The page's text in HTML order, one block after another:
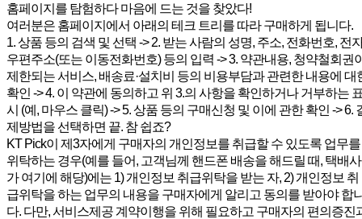
홈페이지를 탐험하다 마음에 드는 것을 찾았다!
여러분은 홈페이지에서 아래의 테크 트리를 따라 구매하게 됩니다.
1. 상품 등의 검색 및 선택 -> 2. 받는 사람의 성명, 주소, 전화번호, 전
우편주소(또는 이동전화번호) 등의 입력 -> 3. 약관내용, 청약철회권
제한되는 서비스, 배송료·설치비 등의 비용부담과 관련한 내용에 대
확인 -> 4. 이 약관에 동의하고 위 3.의 사항을 확인하거나 거부하는
시 (예, 마우스 클릭) -> 5. 상품 등의 구매신청 및 이에 관한 확인 -> 6.
제방법을 선택하면 끝. 참 쉽죠?
KT Pick이 제3자에게 구매자의 개인정보를 취급할 수 있도록 업무를
위탁하는 경우(예를 들어, 고객님께 핸드폰 배송을 해드릴 때, 택배사
가 여기에 해당)에는 1) 개인정보 취급위탁을 받는 자, 2) 개인정보 취
급위탁을 하는 업무의 내용을 구매자에게 알리고 동의를 받아야 합
다. 다만, 서비스제공 계약이행을 위해 필요하고 구매자의 편의증진